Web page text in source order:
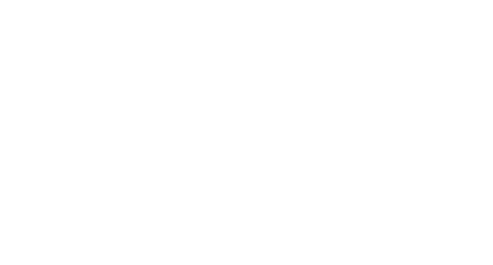
Schreibtisch, einem Stuhl und einem kleinen Tisch.